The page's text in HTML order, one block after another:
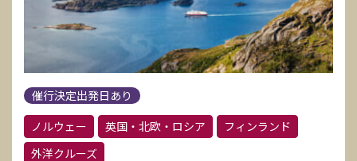
催行決定出発日あり
ノルウェー
英国・北欧・ロシア
フィンランド
外洋クルーズ